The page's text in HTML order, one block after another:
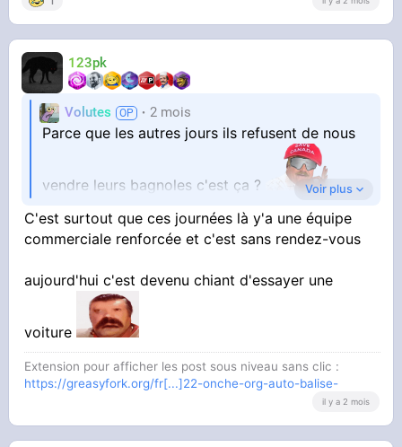
123pk
Volutes 2 mois
Parce que les autres jours ils refusent de nous
vendre leurs bagnoles c'est ça ? Voir plus
C'est surtout que ces journées là y'a une équipe
commerciale renforcée et c'est sans rendez-vous
aujourd'hui c'est devenu chiant d'essayer une
voiture
Extension pour afficher les post sous niveau sans clic :
https://greasyfork.org/fr[...]22-onche-org-auto-balise-
il y a 2 mois